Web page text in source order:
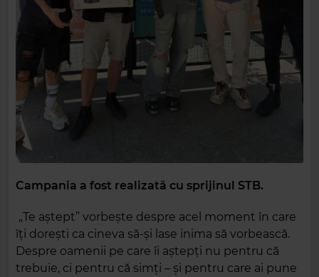
Campania a fost realizată cu sprijinul STB.
„Te aștept” vorbește despre acel moment în care
îți dorești ca cineva să-și lase inima să vorbească.
Despre oamenii pe care îi aștepți nu pentru că
trebuie, ci pentru că simți – și pentru care ai pune